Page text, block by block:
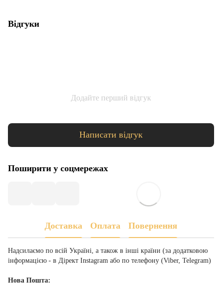
Відгуки
Додайте перший відгук
Написати відгук
Поширити у соцмережах
Доставка Оплата Повернення
Надсилаємо по всій Україні, а також в інші країни (за додатковою
інформацією - в Дірект Instagram або по телефону (Viber, Telegram)
Нова Пошта: